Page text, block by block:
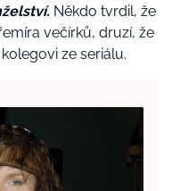
Někdo tvrdil, že
večírků, druzí, že
ze seriálu.